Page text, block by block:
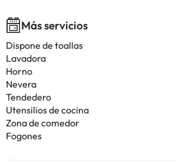
Más servicios
Dispone de toallas
Lavadora
Horno
Nevera
Tendedero
Utensilios de cocina
Zona de comedor
Fogones